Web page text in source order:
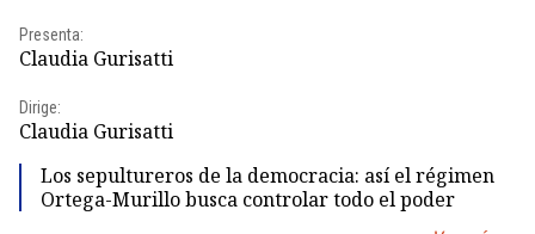
Presenta:
Claudia Gurisatti
Dirige:
Claudia Gurisatti
Los sepultureros de la democracia: así el régimen
Ortega-Murillo busca controlar todo el poder